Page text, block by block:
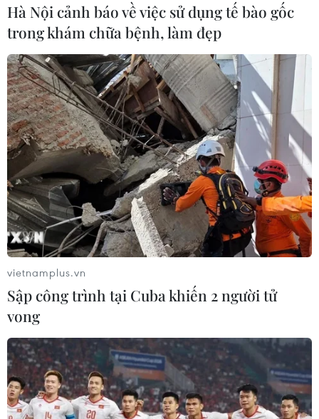
Hà Nội cảnh báo về việc sử dụng tế bào gốc
trong khám chữa bệnh, làm đẹp
vietnamplus.vn
Sập công trình tại Cuba khiến 2 người tử
vong